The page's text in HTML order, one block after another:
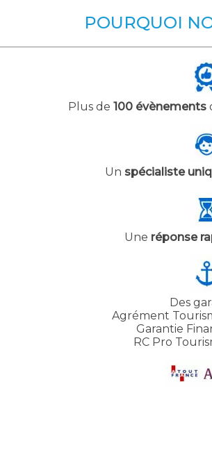
POURQUOI
Plus de 100 évènements
Un spécialiste
Une réponse
Des
Agrément
Garantie
RC Pro